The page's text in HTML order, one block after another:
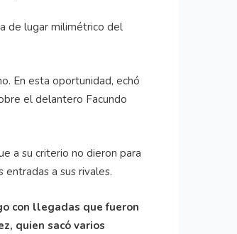
de lugar milimétrico del
En esta oportunidad, echó
el delantero Facundo
a su criterio no dieron para
a sus rivales.
con llegadas que fueron
quien sacó varios